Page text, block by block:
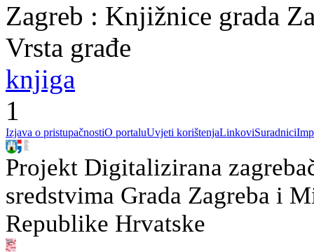
Zagreb : Knjižnice grada
Vrsta građe
knjiga
1
Izjava o pristupačnostiO portaluUvjeti korištenjaLinkoviSuradnici
Projekt Digitalizirana
sredstvima Grada Zagreba i
Republike Hrvatske